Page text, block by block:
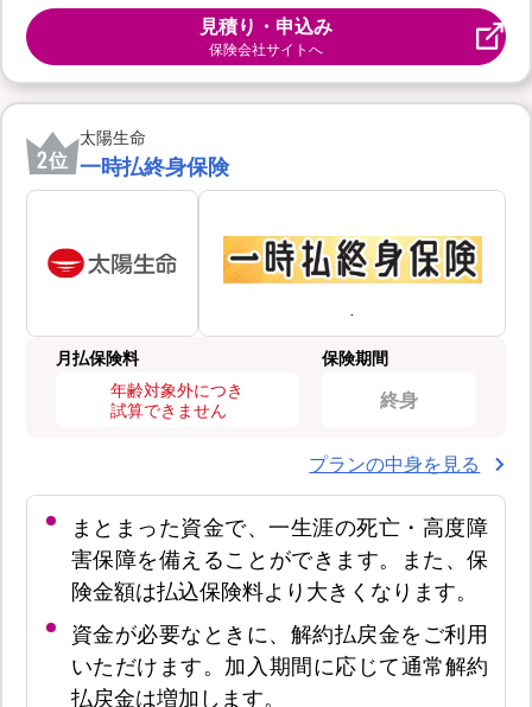
見積り・申込み
保険会社サイトへ
2位
太陽生命
一時払終身保険
月払保険料
年齢対象外につき
試算できません
保険期間
終身
プランの中身を見る
まとまった資金で、一生涯の死亡・高度障
害保障を備えることができます。また、保
険金額は払込保険料より大きくなります。
資金が必要なときに、解約払戻金をご利用
いただけます。加入期間に応じて通常解約
払戻金は増加します。